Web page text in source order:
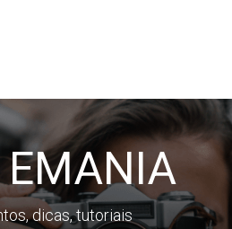
EMANIA
dicas, tutoriais